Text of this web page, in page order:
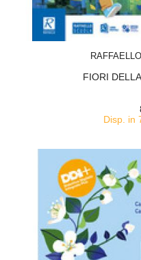
FIORI
Disp. in